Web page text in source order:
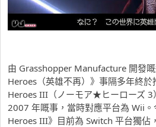
由 Grasshopper Manufacture 開發
Heroes（英雄不再）》事隔多年終
Heroes III（ノーモア★ヒーローズ 3
2007 年嘅事，當時對應平台為 Wii
Heroes III》目前為 Switch 平台獨佔